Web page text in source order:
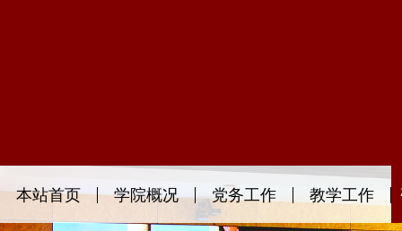
本站首页 学院概况 党务工作 教学工作